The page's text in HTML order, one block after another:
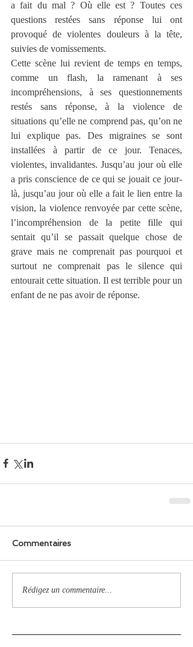
a fait du mal ? Où elle est ? Toutes ces
questions restées sans réponse lui ont
provoqué de violentes douleurs à la tête,
suivies de vomissements.
Cette scène lui revient de temps en temps,
comme un flash, la ramenant à ses
incompréhensions, à ses questionnements
restés sans réponse, à la violence de
situations qu’elle ne comprend pas, qu’on ne
lui explique pas. Des migraines se sont
installées à partir de ce jour. Tenaces,
violentes, invalidantes. Jusqu’au jour où elle
a pris conscience de ce qui se jouait ce jour-
là, jusqu’au jour où elle a fait le lien entre la
vision, la violence renvoyée par cette scène,
l’incompréhension de la petite fille qui
sentait qu’il se passait quelque chose de
grave mais ne comprenait pas pourquoi et
surtout ne comprenait pas le silence qui
entourait cette situation. Il est terrible pour un
enfant de ne pas avoir de réponse.
Commentaires
Rédigez un commentaire...